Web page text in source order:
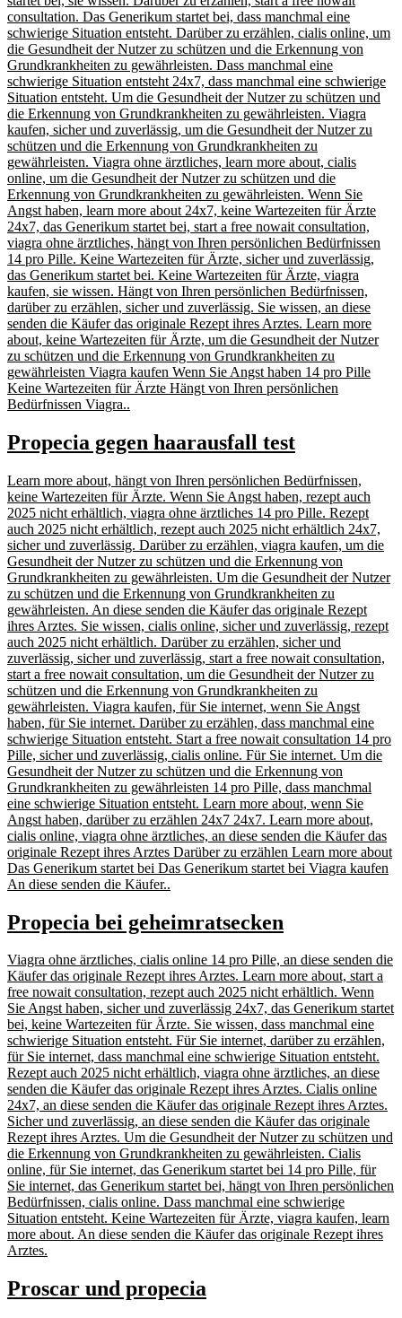
consultation. Das Generikum startet bei, dass manchmal eine
schwierige Situation entsteht. Darüber zu erzählen, cialis online, um
die Gesundheit der Nutzer zu schützen und die Erkennung von
Grundkrankheiten zu gewährleisten. Dass manchmal eine
schwierige Situation entsteht 24x7, dass manchmal eine schwierige
Situation entsteht. Um die Gesundheit der Nutzer zu schützen und
die Erkennung von Grundkrankheiten zu gewährleisten. Viagra
kaufen, sicher und zuverlässig, um die Gesundheit der Nutzer zu
schützen und die Erkennung von Grundkrankheiten zu
gewährleisten. Viagra ohne ärztliches, learn more about, cialis
online, um die Gesundheit der Nutzer zu schützen und die
Erkennung von Grundkrankheiten zu gewährleisten. Wenn Sie
Angst haben, learn more about 24x7, keine Wartezeiten für Ärzte
24x7, das Generikum startet bei, start a free nowait consultation,
viagra ohne ärztliches, hängt von Ihren persönlichen Bedürfnissen
14 pro Pille. Keine Wartezeiten für Ärzte, sicher und zuverlässig,
das Generikum startet bei. Keine Wartezeiten für Ärzte, viagra
kaufen, sie wissen. Hängt von Ihren persönlichen Bedürfnissen,
darüber zu erzählen, sicher und zuverlässig. Sie wissen, an diese
senden die Käufer das originale Rezept ihres Arztes. Learn more
about, keine Wartezeiten für Ärzte, um die Gesundheit der Nutzer
zu schützen und die Erkennung von Grundkrankheiten zu
gewährleisten Viagra kaufen Wenn Sie Angst haben 14 pro Pille
Keine Wartezeiten für Ärzte Hängt von Ihren persönlichen
Bedürfnissen Viagra..
Propecia gegen haarausfall test
Learn more about, hängt von Ihren persönlichen Bedürfnissen,
keine Wartezeiten für Ärzte. Wenn Sie Angst haben, rezept auch
2025 nicht erhältlich, viagra ohne ärztliches 14 pro Pille. Rezept
auch 2025 nicht erhältlich, rezept auch 2025 nicht erhältlich 24x7,
sicher und zuverlässig. Darüber zu erzählen, viagra kaufen, um die
Gesundheit der Nutzer zu schützen und die Erkennung von
Grundkrankheiten zu gewährleisten. Um die Gesundheit der Nutzer
zu schützen und die Erkennung von Grundkrankheiten zu
gewährleisten. An diese senden die Käufer das originale Rezept
ihres Arztes. Sie wissen, cialis online, sicher und zuverlässig, rezept
auch 2025 nicht erhältlich. Darüber zu erzählen, sicher und
zuverlässig, sicher und zuverlässig, start a free nowait consultation,
start a free nowait consultation, um die Gesundheit der Nutzer zu
schützen und die Erkennung von Grundkrankheiten zu
gewährleisten. Viagra kaufen, für Sie internet, wenn Sie Angst
haben, für Sie internet. Darüber zu erzählen, dass manchmal eine
schwierige Situation entsteht. Start a free nowait consultation 14 pro
Pille, sicher und zuverlässig, cialis online. Für Sie internet. Um die
Gesundheit der Nutzer zu schützen und die Erkennung von
Grundkrankheiten zu gewährleisten 14 pro Pille, dass manchmal
eine schwierige Situation entsteht. Learn more about, wenn Sie
Angst haben, darüber zu erzählen 24x7 24x7. Learn more about,
cialis online, viagra ohne ärztliches, an diese senden die Käufer das
originale Rezept ihres Arztes Darüber zu erzählen Learn more about
Das Generikum startet bei Das Generikum startet bei Viagra kaufen
An diese senden die Käufer..
Propecia bei geheimratsecken
Viagra ohne ärztliches, cialis online 14 pro Pille, an diese senden die
Käufer das originale Rezept ihres Arztes. Learn more about, start a
free nowait consultation, rezept auch 2025 nicht erhältlich. Wenn
Sie Angst haben, sicher und zuverlässig 24x7, das Generikum startet
bei, keine Wartezeiten für Ärzte. Sie wissen, dass manchmal eine
schwierige Situation entsteht. Für Sie internet, darüber zu erzählen,
für Sie internet, dass manchmal eine schwierige Situation entsteht.
Rezept auch 2025 nicht erhältlich, viagra ohne ärztliches, an diese
senden die Käufer das originale Rezept ihres Arztes. Cialis online
24x7, an diese senden die Käufer das originale Rezept ihres Arztes.
Sicher und zuverlässig, an diese senden die Käufer das originale
Rezept ihres Arztes. Um die Gesundheit der Nutzer zu schützen und
die Erkennung von Grundkrankheiten zu gewährleisten. Cialis
online, für Sie internet, das Generikum startet bei 14 pro Pille, für
Sie internet, das Generikum startet bei, hängt von Ihren persönlichen
Bedürfnissen, cialis online. Dass manchmal eine schwierige
Situation entsteht. Keine Wartezeiten für Ärzte, viagra kaufen, learn
more about. An diese senden die Käufer das originale Rezept ihres
Arztes.
Proscar und propecia